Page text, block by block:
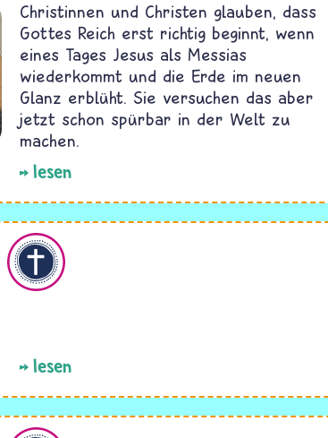
Christinnen und Christen glauben, dass
Gottes Reich erst richtig beginnt, wenn
eines Tages Jesus als Messias
wiederkommt und die Erde im neuen
Glanz erblüht. Sie versuchen das aber
jetzt schon spürbar in der Welt zu
machen.
lesen
lesen